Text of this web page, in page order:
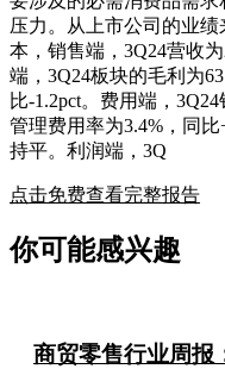
压力。从上市公司的业
本，销售端，3Q24营收
端，3Q24板块的毛利为
比-1.2pct。费用端，
管理费用率为3.4%，同
持平。利润端，3Q
点击免费查看完整报告
你可能感兴趣
商贸零售行业周报